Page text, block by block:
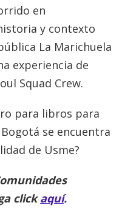
en
y contexto
La Marichuela
experiencia de
Squad Crew.
para libros para
se encuentra
de Usme?
clickaquí.